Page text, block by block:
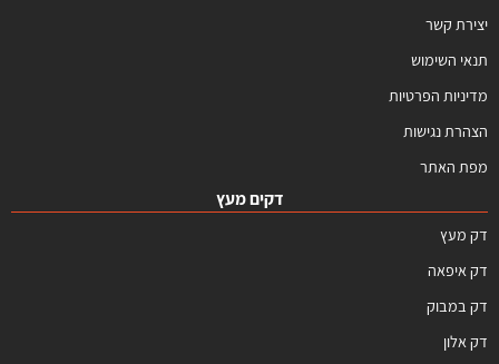
יצירת קשר
תנאי השימוש
מדיניות הפרטיות
הצהרת נגישות
מפת האתר
דקים מעץ
דק מעץ
דק איפאה
דק במבוק
דק אלון